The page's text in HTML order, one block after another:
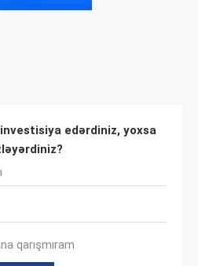
edərdiniz, yoxsa
qarışmıram